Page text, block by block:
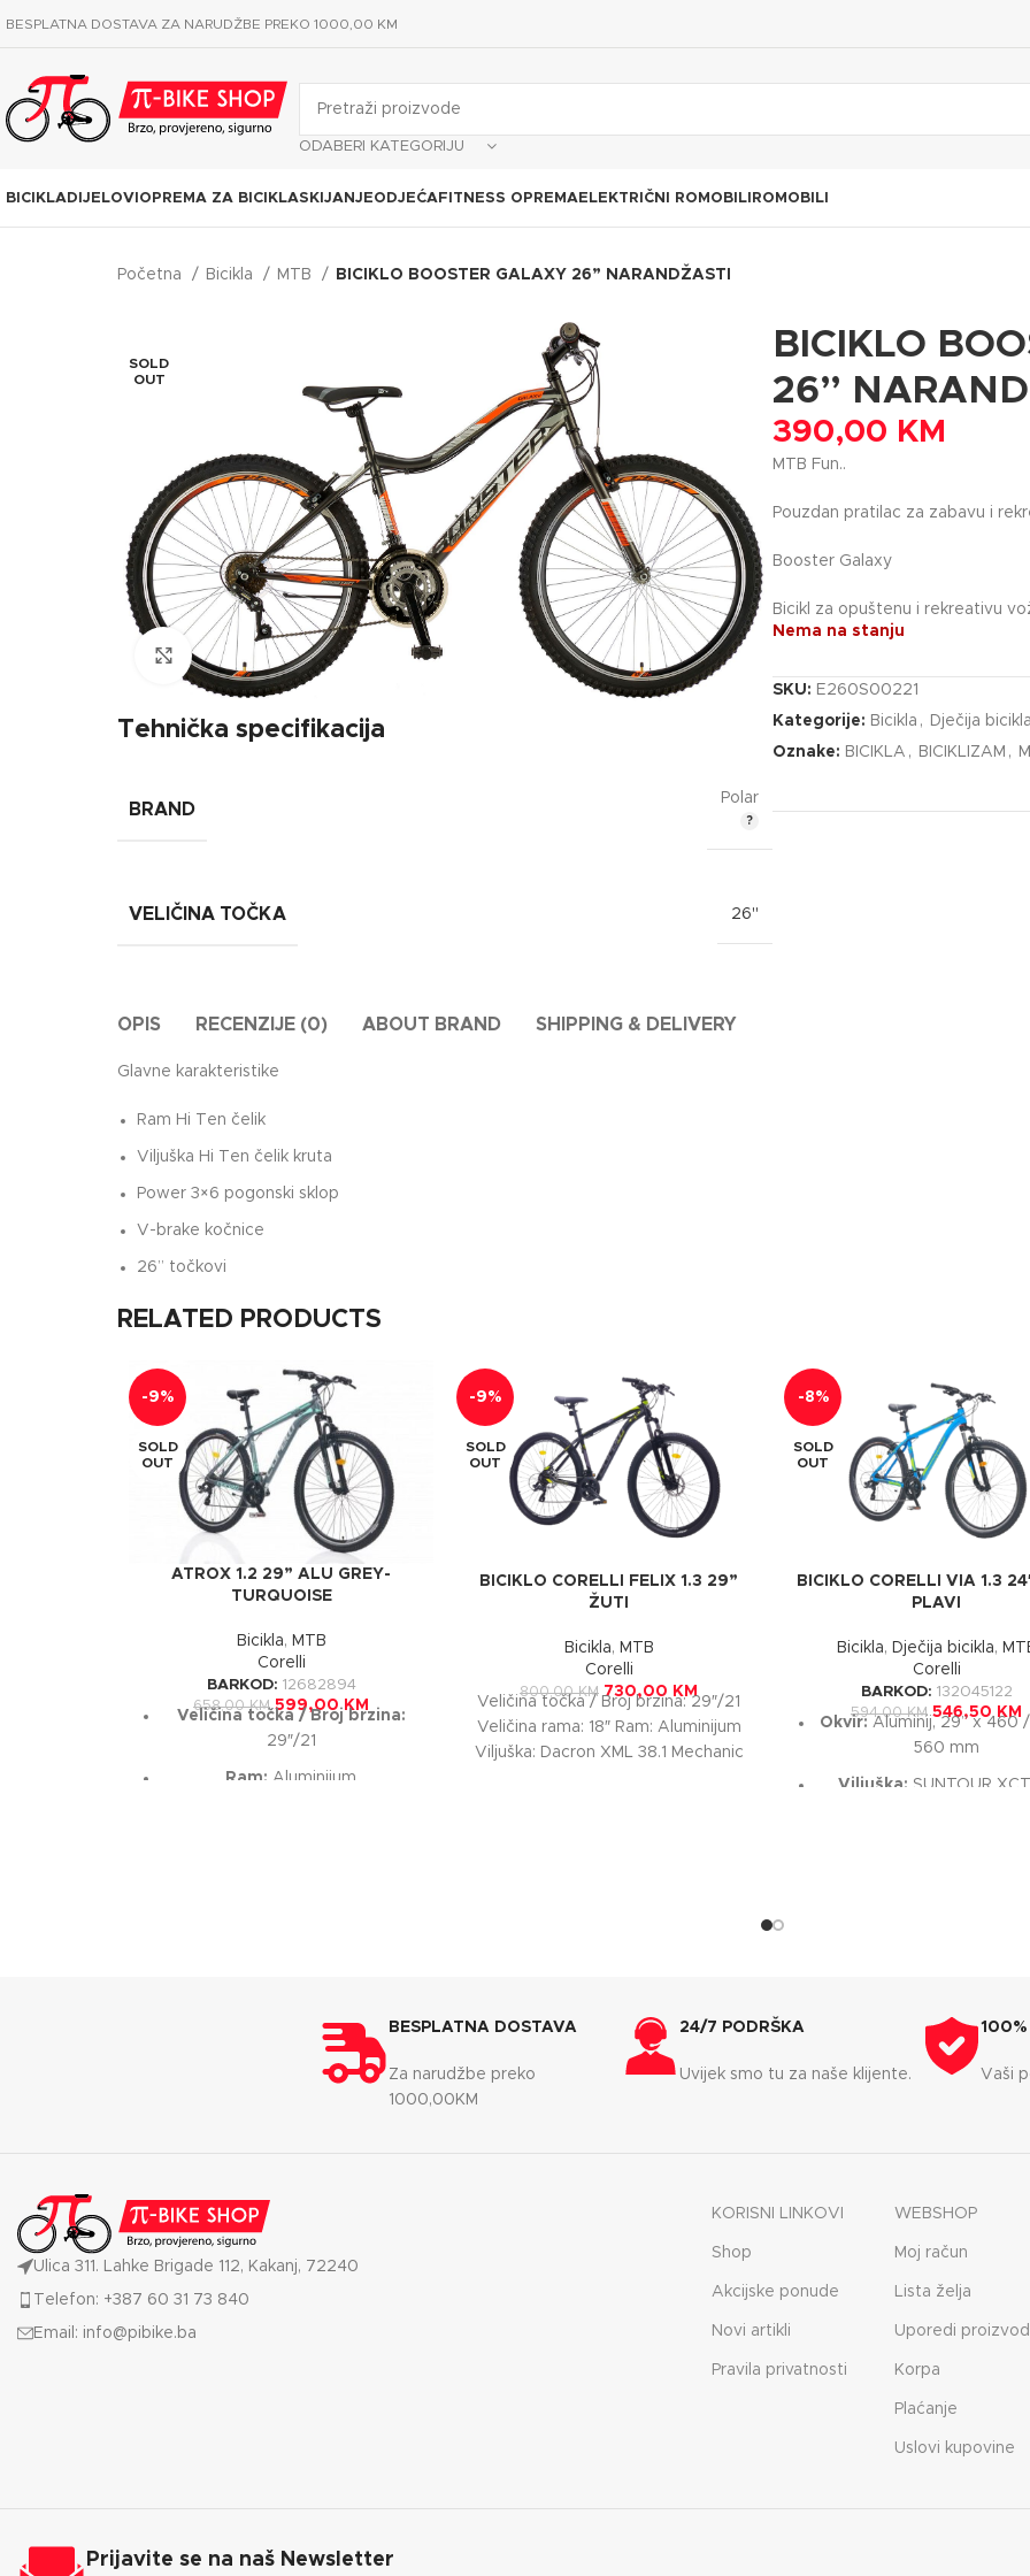
BESPLATNA DOSTAVA ZA NARUDŽBE PREKO 1000,00 KM
ODABERI KATEGORIJU
BICIKLA DIJELOVI OPREMA ZA BICIKLASKIJANJEODJEĆA FITNESS OPREMA ELEKTRIČNI ROMOBILI ROMOBILI
Početna Bicikla MTB BICIKLO BOOSTER GALAXY 26” NARANDŽASTI
SOLD
OUT
Click to enlarge
Tehnička specifikacija
BRAND
Polar
VELIČINA TOČKA 26"
BICIKLO
26”
390,00 KM
MTB Fun..
Pouzdan pratilac za zabavu i
Booster Galaxy
Bicikl za opuštenu i rekreativu
Nema na stanju
SKU: E260S00221
Kategorije: Bicikla ,
Dječija
Oznake: BICIKLA , BICIKLIZAM ,
OPIS RECENZIJE (0) ABOUT BRAND SHIPPING & DELIVERY
Glavne karakteristike
Ram Hi Ten čelik
Viljuška Hi Ten čelik kruta
Power 3×6 pogonski sklop
V-brake kočnice
26” točkovi
RELATED PRODUCTS
-9%
SOLD
OUT
ATROX 1.2 29” ALU GREY-
TURQUOISE
Bicikla, MTB
Corelli
BARKOD: 12682894
658,00KM 599,00 KM
Veličina točka / Broj brzina:
29″/21
Ram: Aluminijum
-9%
SOLD
OUT
BICIKLO CORELLI FELIX 1.3 29”
ŽUTI
Bicikla, MTB
Corelli
800,00KM 730,00 KM
Veličina točka / Broj brzina: 29″/21
Veličina rama: 18″ Ram: Aluminijum
Viljuška: Dacron XML 38.1 Mechanic
-8%
SOLD
OUT
BICIKLO CORELLI VIA 1.3
PLAVI
Bicikla, Dječija bicikla,
Corelli
BARKOD: 132045122
594,00KM 546,50 KM
Okvir: Aluminij, 29” x 460
560 mm
Viljuška: SUNTOUR
Hidraulične disk
Shimano BR-MT200, 180
BESPLATNA DOSTAVA
Za narudžbe preko
1000,00KM
24/7 PODRŠKA
Uvijek smo tu za naše klijente.
100%
Vaši
Ulica 311. Lahke Brigade 112, Kakanj, 72240
Telefon: +387 60 31 73 840
Email: info@pibike.ba
KORISNI LINKOVI
Shop
Akcijske ponude
Novi artikli
Pravila privatnosti
WEBSHOP
Moj račun
Lista želja
Uporedi
Korpa
Plaćanje
Uslovi kupovine
Prijavite se na naš Newsletter